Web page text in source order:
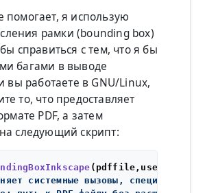
помогает, я использую
рамки (bounding box)
справиться с тем, что я бы
багами в выводе
вы работаете в GNU/Linux,
то, что предоставляет
PDF, а затем
следующий скрипт:
( pdffile,use_xvfb=
системные вызовы, специфичные